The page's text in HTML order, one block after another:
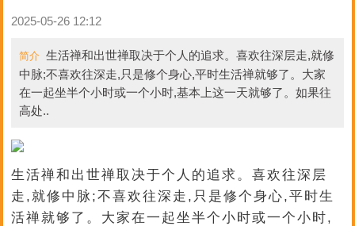
2025-05-26 12:12
简介 生活禅和出世禅取决于个人的追求。喜欢往深层走,就修
中脉;不喜欢往深走,只是修个身心,平时生活禅就够了。大家
在一起坐半个小时或一个小时,基本上这一天就够了。如果往
高处..
生活禅和出世禅取决于个人的追求。喜欢往深层
走,就修中脉;不喜欢往深走,只是修个身心,平时生
活禅就够了。大家在一起坐半个小时或一个小时,